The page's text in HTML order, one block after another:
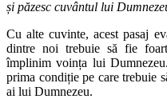
și păzesc cuvântul lui
Cu alte cuvinte, acest pasaj
dintre noi trebuie să fie
împlinim voința lui
prima condiție pe care trebuie
ai lui Dumnezeu.